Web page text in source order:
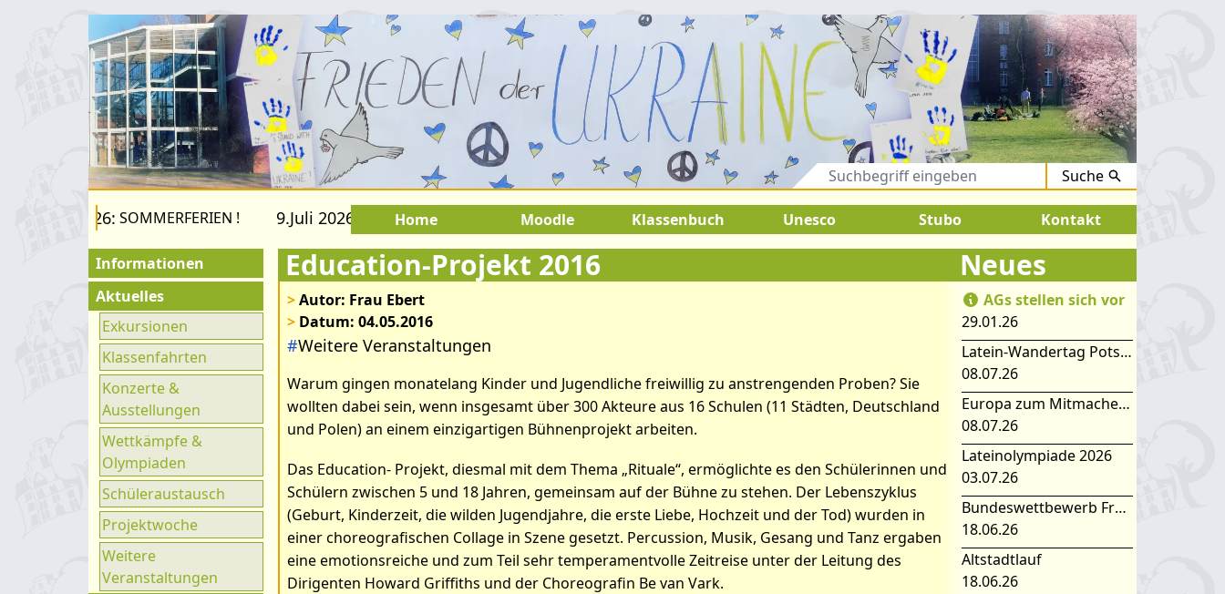
Suche
SOMMERFERIEN ! 9.Juli 2026 bis 22.August 2026: SOMMERFERIEN ! 9.Juli 2026 bis 22.August 2026: SOMMERFERIEN !
Home Moodle Klassenbuch Unesco Stubo Kontakt
Informationen
Für Besucher
Schulfamilie
Förderverein
Fachräume
Ganztag
UNESCO
Klimaparlament
Aktuelles
Exkursionen
Klassenfahrten
Konzerte &
Ausstellungen
Wettkämpfe &
Olympiaden
Schüleraustausch
Projektwoche
Weitere
Veranstaltungen
Education-Projekt 2016
>Autor: Frau Ebert
>Datum: 04.05.2016
#Weitere Veranstaltungen
Warum gingen monatelang Kinder und Jugendliche freiwillig zu anstrengenden Proben? Sie
wollten dabei sein, wenn insgesamt über 300 Akteure aus 16 Schulen (11 Städten, Deutschland
und Polen) an einem einzigartigen Bühnenprojekt arbeiten.
Das Education- Projekt, diesmal mit dem Thema „Rituale“, ermöglichte es den Schülerinnen und
Schülern zwischen 5 und 18 Jahren, gemeinsam auf der Bühne zu stehen. Der Lebenszyklus
(Geburt, Kinderzeit, die wilden Jugendjahre, die erste Liebe, Hochzeit und der Tod) wurden in
einer choreografischen Collage in Szene gesetzt. Percussion, Musik, Gesang und Tanz ergaben
eine emotionsreiche und zum Teil sehr temperamentvolle Zeitreise unter der Leitung des
Dirigenten Howard Griffiths und der Choreografin Be van Vark.
Bilder zum Artikel: Education-Projekt 2016
Neues
AGs stellen sich vor
29.01.26
Latein-Wandertag Potsdam
08.07.26
Europa zum Mitmachen – SIMEP 2026 in Stubice
08.07.26
Lateinolympiade 2026
03.07.26
Bundeswettbewerb Fremdsprachen
18.06.26
Altstadtlauf
18.06.26